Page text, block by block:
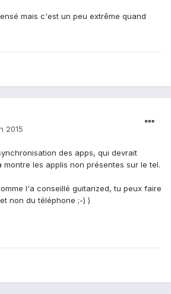
mais c'est un peu extrême quand
2015
des apps, qui devrait
les applis non présentes sur le tel.
l'a conseillé guitarized, tu peux faire
non du téléphone ;-) )